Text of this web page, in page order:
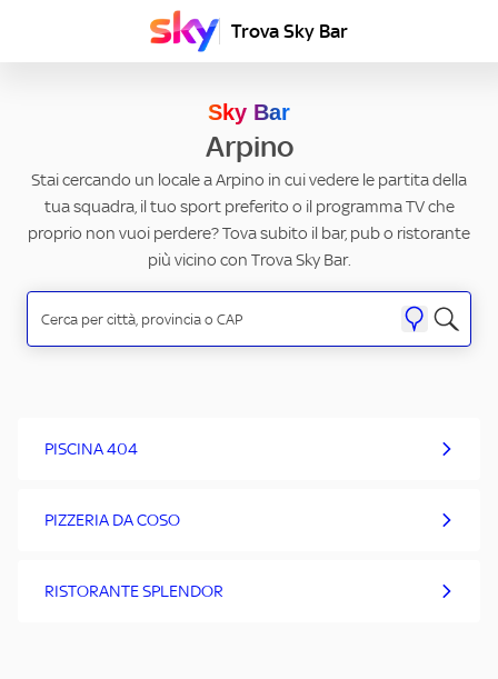
Trova Sky Bar
Sky Bar
Arpino
Stai cercando un locale a Arpino in cui vedere le partita della
tua squadra, il tuo sport preferito o il programma TV che
proprio non vuoi perdere? Tova subito il bar, pub o ristorante
più vicino con Trova Sky Bar.
PISCINA 404
PIZZERIA DA COSO
RISTORANTE SPLENDOR